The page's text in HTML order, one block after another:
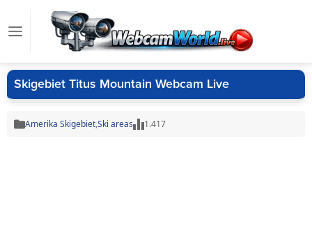
Skigebiet Titus Mountain Webcam Live
Amerika Skigebiet,Ski areas 1.417